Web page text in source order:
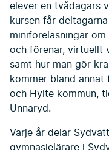
elever en tvådagars
kursen får
miniföreläsningar
och förenar, virtuellt
samt hur man gör
kommer bland annat
och Hylte kommun,
Unnaryd.
Varje år delar
gymnasielärare i